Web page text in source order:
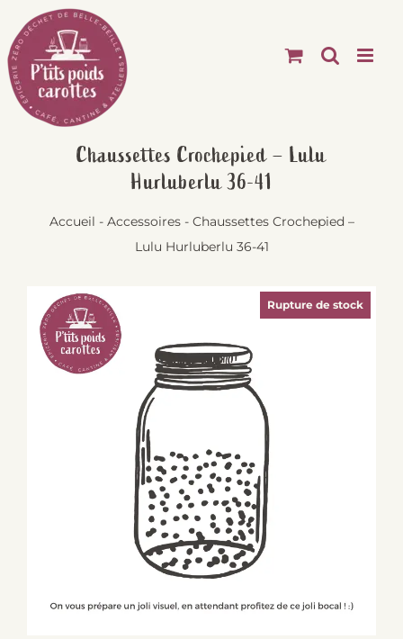
Passer
au
contenu
Chaussettes Crochepied – Lulu
Hurluberlu 36-41
Accueil - Accessoires- Chaussettes Crochepied –
Lulu Hurluberlu 36-41
Rupture de stock